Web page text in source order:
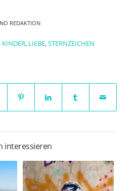
REDAKTION
KINDER, LIEBE,STERNZEICHEN
interessieren